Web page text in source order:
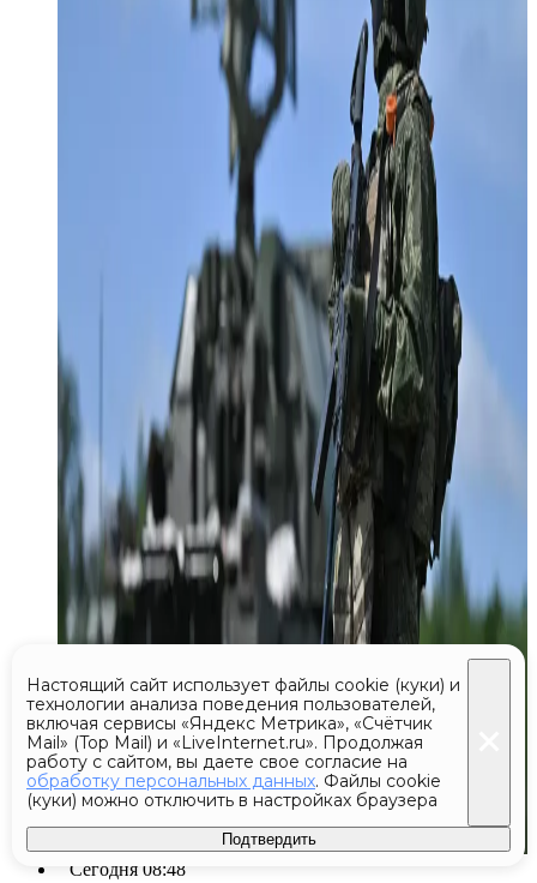
Сегодня 08:48
Настоящий сайт использует файлы cookie (куки) и
технологии анализа поведения пользователей,
включая сервисы «Яндекс Метрика», «Счётчик
Mail» (Top Mail) и «LiveInternet.ru». Продолжая
работу с сайтом, вы даете свое согласие на
обработку персональных данных. Файлы cookie
(куки) можно отключить в настройках браузера
Подтвердить